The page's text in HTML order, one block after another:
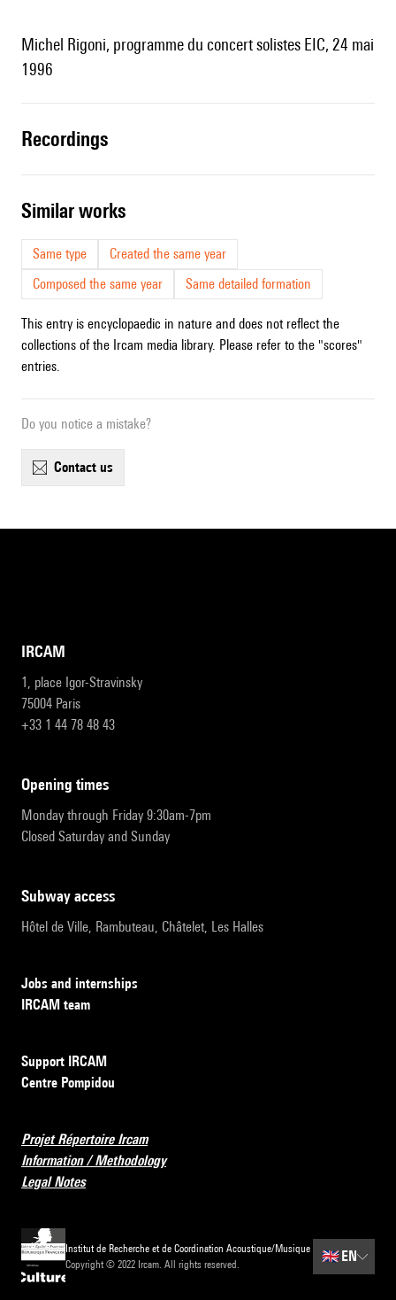
Michel Rigoni, programme du concert solistes EIC, 24 mai
1996
recordings
similar works
Same type
Created the same year
Composed the same year
Same detailed formation
This entry is encyclopaedic in nature and does not reflect the
collections of the Ircam media library. Please refer to the "scores"
entries.
Do you notice a mistake?
contact us
IRCAM
1, place Igor-Stravinsky
75004 Paris
+33 1 44 78 48 43
opening times
Monday through Friday 9:30am-7pm
Closed Saturday and Sunday
subway access
Hôtel de Ville, Rambuteau, Châtelet, Les Halles
Jobs and internships
IRCAM team
Support IRCAM
Centre Pompidou
Projet Répertoire Ircam
Information / Methodology
Legal Notes
Institut de Recherche et de Coordination Acoustique/Musique
Copyright © 2022 Ircam. All rights reserved.
🇬🇧 EN